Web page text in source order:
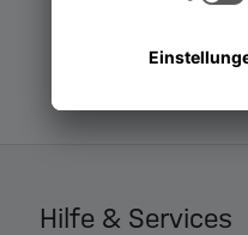
Hilfe & Services